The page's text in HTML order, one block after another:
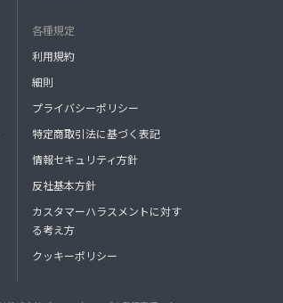
各種規定
利用規約
細則
プライバシーポリシー
特定商取引法に基づく表記
情報セキュリティ方針
反社基本方針
カスタマーハラスメントに対す
る考え方
クッキーポリシー